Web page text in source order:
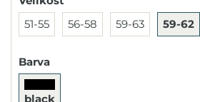
51-55
56-58 59-63 59-62
Barva
black